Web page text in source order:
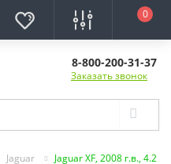
0
8-800-200-31-37
Заказать звонок
Jaguar Jaguar XF, 2008 г.в., 4.2